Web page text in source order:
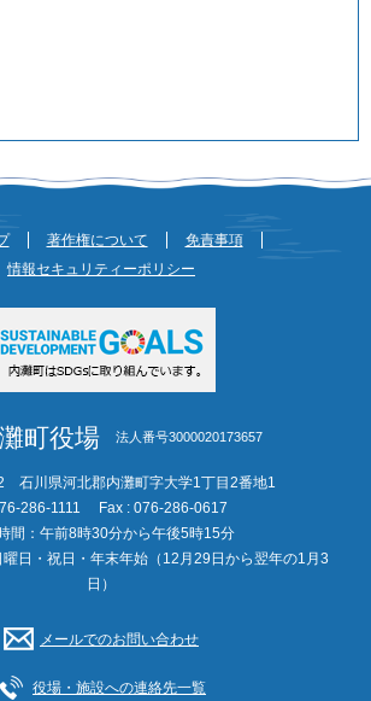
著作権について
免責事項
情報セキュリティーポリシー
町役場 法人番号3000020173657
石川県河北郡内灘町字大学1丁目2番地1
286-1111
Fax : 076-286-0617
間：午前8時30分から午後5時15分
日・祝日・年末年始（12月29日から翌年の1月3
日）
メールでのお問い合わせ
役場・施設への連絡先一覧